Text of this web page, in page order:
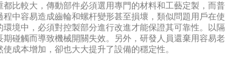
較大，傳動部件必須選用專門的材料和工藝定製，而普
中容易造成齒輪和螺杆變形甚至損壞，類似問題用戶在
中，必須對控製部分進行改進才能保證其可靠性。以
碰觸而導致機械開關失效。另外，研發人員還棄用容易
成本增加，卻也大大提升了設備的穩定性。